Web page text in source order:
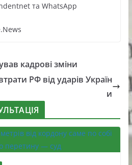
та WhatsApp
кадрові зміни
РФ від ударів Україн
и